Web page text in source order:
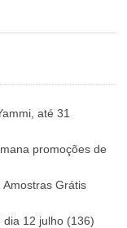
até 31
promoções de
Grátis
dia 12 julho (136)